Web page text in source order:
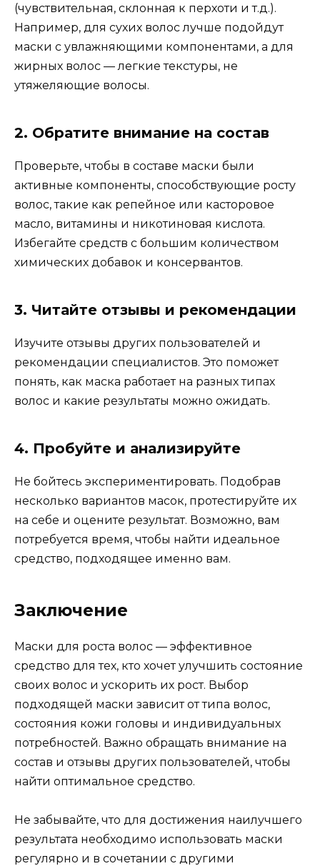
(чувствительная, склонная к перхоти и т.д.).
Например, для сухих волос лучше подойдут
маски с увлажняющими компонентами, а для
жирных волос — легкие текстуры, не
утяжеляющие волосы.
2. Обратите внимание на состав
Проверьте, чтобы в составе маски были
активные компоненты, способствующие росту
волос, такие как репейное или касторовое
масло, витамины и никотиновая кислота.
Избегайте средств с большим количеством
химических добавок и консервантов.
3. Читайте отзывы и рекомендации
Изучите отзывы других пользователей и
рекомендации специалистов. Это поможет
понять, как маска работает на разных типах
волос и какие результаты можно ожидать.
4. Пробуйте и анализируйте
Не бойтесь экспериментировать. Подобрав
несколько вариантов масок, протестируйте их
на себе и оцените результат. Возможно, вам
потребуется время, чтобы найти идеальное
средство, подходящее именно вам.
Заключение
Маски для роста волос — эффективное
средство для тех, кто хочет улучшить состояние
своих волос и ускорить их рост. Выбор
подходящей маски зависит от типа волос,
состояния кожи головы и индивидуальных
потребностей. Важно обращать внимание на
состав и отзывы других пользователей, чтобы
найти оптимальное средство.
Не забывайте, что для достижения наилучшего
результата необходимо использовать маски
регулярно и в сочетании с другими